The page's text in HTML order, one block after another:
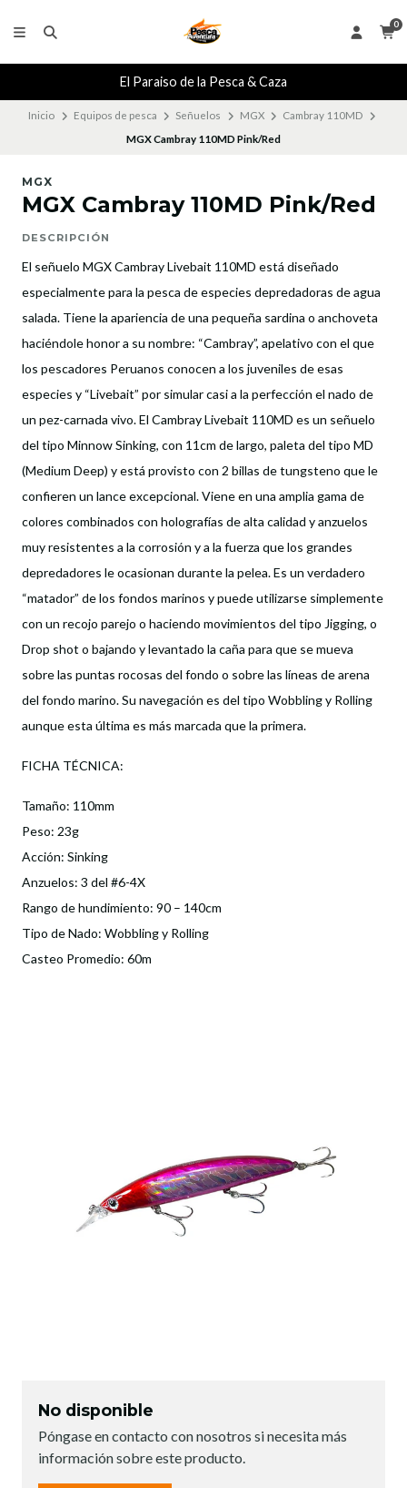
0
El Paraiso de la Pesca & Caza
Inicio Equipos de pesca Señuelos MGX
Cambray 110MD
MGX Cambray 110MD Pink/Red
MGX
MGX Cambray 110MD Pink/Red
DESCRIPCIÓN
El señuelo MGX Cambray Livebait 110MD está diseñado
especialmente para la pesca de especies depredadoras de agua
salada. Tiene la apariencia de una pequeña sardina o anchoveta
haciéndole honor a su nombre: “Cambray”, apelativo con el que
los pescadores Peruanos conocen a los juveniles de esas
especies y “Livebait” por simular casi a la perfección el nado de
un pez-carnada vivo. El Cambray Livebait 110MD es un señuelo
del tipo Minnow Sinking, con 11cm de largo, paleta del tipo MD
(Medium Deep) y está provisto con 2 billas de tungsteno que le
confieren un lance excepcional. Viene en una amplia gama de
colores combinados con holografías de alta calidad y anzuelos
muy resistentes a la corrosión y a la fuerza que los grandes
depredadores le ocasionan durante la pelea. Es un verdadero
“matador” de los fondos marinos y puede utilizarse simplemente
con un recojo parejo o haciendo movimientos del tipo Jigging, o
Drop shot o bajando y levantado la caña para que se mueva
sobre las puntas rocosas del fondo o sobre las líneas de arena
del fondo marino. Su navegación es del tipo Wobbling y Rolling
aunque esta última es más marcada que la primera.
FICHA TÉCNICA:
Tamaño: 110mm
Peso: 23g
Acción: Sinking
Anzuelos: 3 del #6-4X
Rango de hundimiento: 90 – 140cm
Tipo de Nado: Wobbling y Rolling
Casteo Promedio: 60m
No disponible
Póngase en contacto con nosotros si necesita más
información sobre este producto.